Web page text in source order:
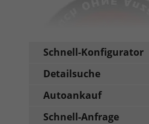
Schnell-Konfigurator
Detailsuche
Autoankauf
Schnell-Anfrage